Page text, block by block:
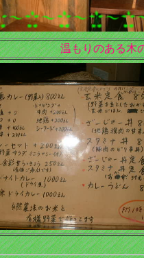
温もりのある木